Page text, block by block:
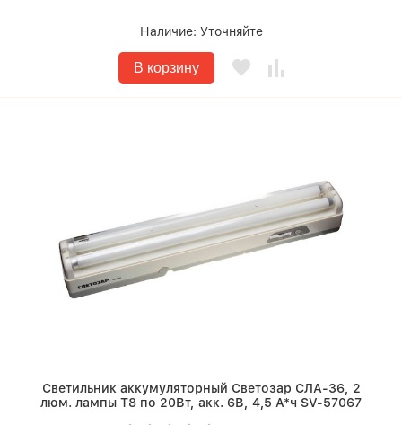
Наличие: Уточняйте
В корзину
Светильник аккумуляторный Светозар СЛА-36, 2
люм. лампы Т8 по 20Вт, акк. 6В, 4,5 А*ч SV-57067